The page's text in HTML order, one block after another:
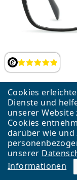
Cookies
Dienste und
unserer Website
Cookies
darüber wie und
unserer
Informationen
Bewertung